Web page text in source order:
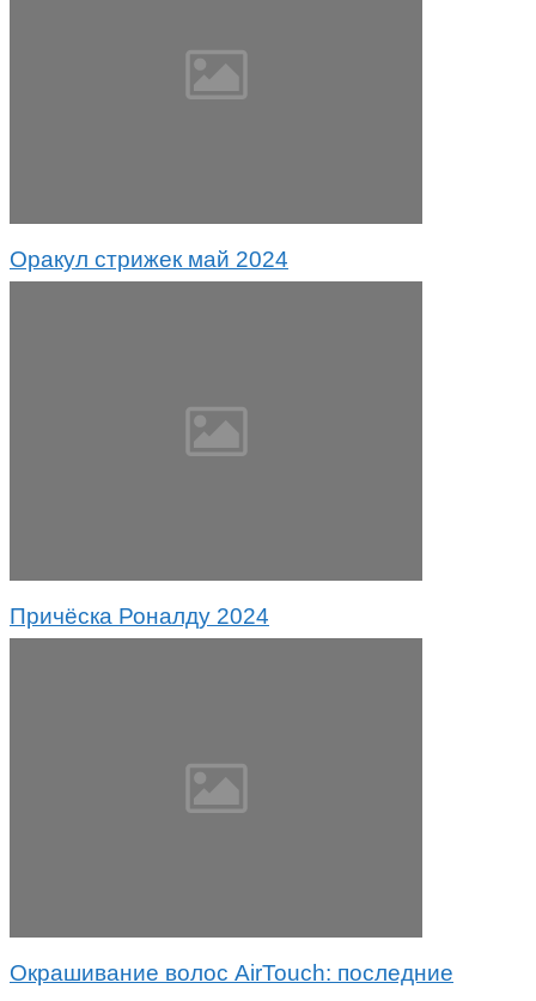
Оракул стрижек май 2024
Причёска Роналду 2024
Окрашивание волос AirTouch: последние